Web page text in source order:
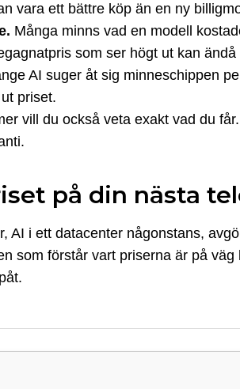
vara ett bättre köp än en ny
Många minns vad en modell
som ser högt ut kan
AI suger åt sig minneschippen
priset.
vill du också veta exakt vad du
på din nästa
AI i ett datacenter någonstans,
som förstår vart priserna är på